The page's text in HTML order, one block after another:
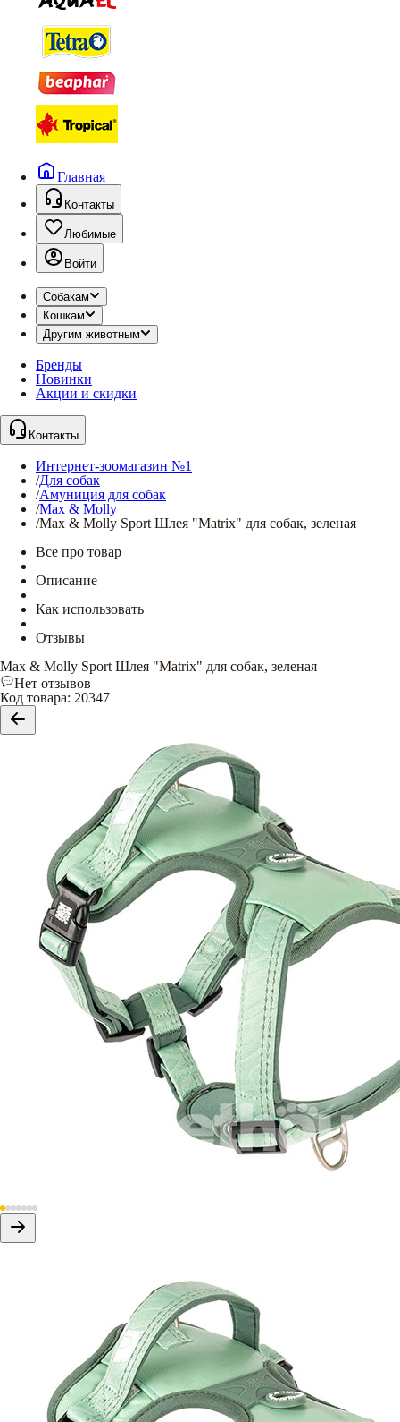
Главная
Контакты
Любимые
Войти
Собакам
Кошкам
Другим животным
Бренды
Новинки
Акции и скидки
Контакты
Интернет-зоомагазин №1
/Для собак
/Амуниция для собак
/Max & Molly
/Max & Molly Sport Шлея "Matrix" для собак, зеленая
Все про товар
Описание
Как использовать
Отзывы
Max & Molly Sport Шлея "Matrix" для собак, зеленая
Нет отзывов
Код товара: 20347